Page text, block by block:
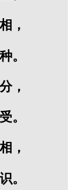
，
。
，
。
，
。